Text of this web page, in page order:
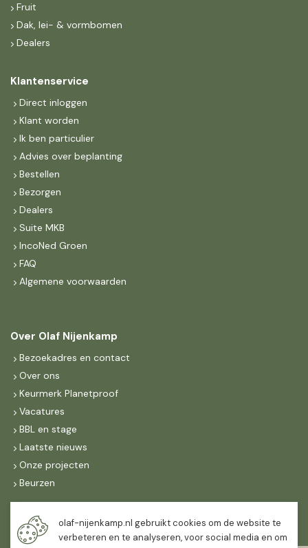
Fruit
Dak, lei- & vormbomen
Dealers
Klantenservice
Direct inloggen
Klant worden
Ik ben particulier
Advies over beplanting
Bestellen
Bezorgen
Dealers
Suite MKB
IncoNed Groen
FAQ
Algemene voorwaarden
Over Olaf Nijenkamp
Bezoekadres en contact
Over ons
Keurmerk Planetproof
Vacatures
BBL en stage
Laatste nieuws
Onze projecten
Beurzen
Maandag t/m vrijdag
07:30- 16:30
olaf-nijenkamp.nl gebruikt cookies om de website te
verbeteren en te analyseren, voor social media en om